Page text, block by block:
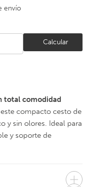
envío
Calcular
total comodidad
compacto cesto de
y sin olores. Ideal para
y soporte de